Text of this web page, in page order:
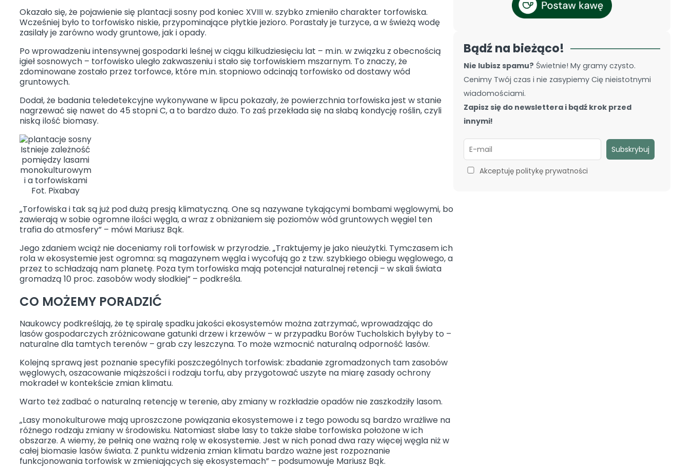
AKTUALNOŚCI
Środowisko
Technologie
Gospodarka
Odpady
ODPADY
Wyszukiwarka cen odpadów
Gdzie wyrzucać?
Jak segregować?
Dlaczego segregować?
Jak być bardziej EKO?
Okazało się, że pojawienie się plantacji sosny pod koniec XVIII w. szybko zmieniło charakter torfowiska.
Wcześniej było to torfowisko niskie, przypominające płytkie jezioro. Porastały je turzyce, a w świeżą wodę
zasilały je zarówno wody gruntowe, jak i opady.
Po wprowadzeniu intensywnej gospodarki leśnej w ciągu kilkudziesięciu lat – m.in. w związku z obecnością
igieł sosnowych – torfowisko uległo zakwaszeniu i stało się torfowiskiem mszarnym. To znaczy, że
zdominowane zostało przez torfowce, które m.in. stopniowo odcinają torfowisko od dostawy wód
gruntowych.
Dodał, że badania teledetekcyjne wykonywane w lipcu pokazały, że powierzchnia torfowiska jest w stanie
nagrzewać się nawet do 45 stopni C, a to bardzo dużo. To zaś przekłada się na słabą kondycję roślin, czyli
niską ilość biomasy.
Istnieje zależność
pomiędzy lasami
monokulturowym
i a torfowiskami
Fot. Pixabay
„Torfowiska i tak są już pod dużą presją klimatyczną. One są nazywane tykającymi bombami węglowymi, bo
zawierają w sobie ogromne ilości węgla, a wraz z obniżaniem się poziomów wód gruntowych węgiel ten
trafia do atmosfery” – mówi Mariusz Bąk.
Jego zdaniem wciąż nie doceniamy roli torfowisk w przyrodzie. „Traktujemy je jako nieużytki. Tymczasem ich
rola w ekosystemie jest ogromna: są magazynem węgla i wycofują go z tzw. szybkiego obiegu węglowego, a
przez to schładzają nam planetę. Poza tym torfowiska mają potencjał naturalnej retencji – w skali świata
gromadzą 10 proc. zasobów wody słodkiej” – podkreśla.
CO MOŻEMY PORADZIĆ
Naukowcy podkreślają, że tę spiralę spadku jakości ekosystemów można zatrzymać, wprowadzając do
lasów gospodarczych zróżnicowane gatunki drzew i krzewów – w przypadku Borów Tucholskich byłyby to –
naturalne dla tamtych terenów – grab czy leszczyna. To może wzmocnić naturalną odporność lasów.
Kolejną sprawą jest poznanie specyfiki poszczególnych torfowisk: zbadanie zgromadzonych tam zasobów
węglowych, oszacowanie miąższości i rodzaju torfu, aby przygotować uszyte na miarę zasady ochrony
mokradeł w kontekście zmian klimatu.
Warto też zadbać o naturalną retencję w terenie, aby zmiany w rozkładzie opadów nie zaszkodziły lasom.
„Lasy monokulturowe mają uproszczone powiązania ekosystemowe i z tego powodu są bardzo wrażliwe na
różnego rodzaju zmiany w środowisku. Natomiast słabe lasy to także słabe torfowiska położone w ich
obszarze. A wiemy, że pełnią one ważną rolę w ekosystemie. Jest w nich ponad dwa razy więcej węgla niż w
całej biomasie lasów świata. Z punktu widzenia zmian klimatu bardzo ważne jest rozpoznanie
funkcjonowania torfowisk w zmieniających się ekosystemach” – podsumowuje Mariusz Bąk.
Bądź na bieżąco!
Nie lubisz spamu? Świetnie! My gramy czysto.
Cenimy Twój czas i nie zasypiemy Cię nieistotnymi
wiadomościami.
Zapisz się do newslettera i bądź krok przed
innymi!
Akceptuję politykę prywatności